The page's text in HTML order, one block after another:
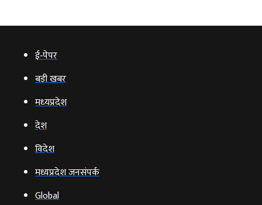
ई‑पेपर
बड़ी खबर
मध्‍यप्रदेश
देश
विदेश
मध्यप्रदेश जनसंपर्क
Global